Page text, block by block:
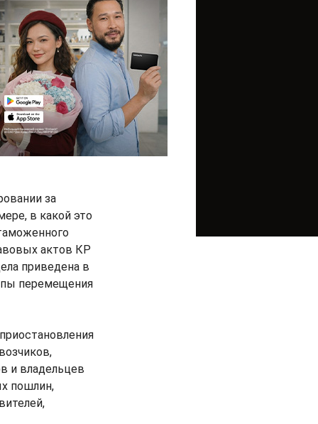
за
в какой это
актов КР
приведена в
перемещения
и владельцев
пошлин,